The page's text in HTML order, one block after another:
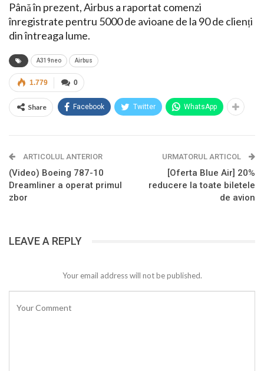
Până în prezent, Airbus a raportat comenzi
înregistrate pentru 5000 de avioane de la 90 de clienți
din întreaga lume.
A319neo Airbus
0
1.779
Share Facebook Twitter WhatsApp
ARTICOLUL ANTERIOR
(Video) Boeing 787-10
Dreamliner a operat primul
zbor
URMATORUL ARTICOL
[Oferta Blue Air] 20%
reducere la toate biletele
de avion
LEAVE A REPLY
Your email address will not be published.